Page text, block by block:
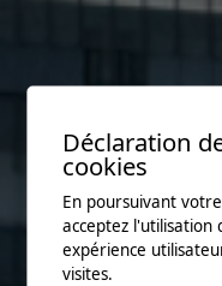
Déclaration
cookies
En poursuivant
acceptez
expérience
visites.